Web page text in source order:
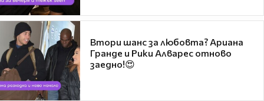
Втори шанс за любовта? Ариана
Гранде и Рики Алварес отново
заедно!😍